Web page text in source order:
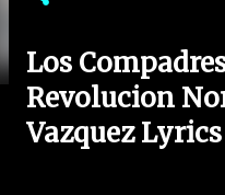
Los
Revolucion
Vazquez Lyrics